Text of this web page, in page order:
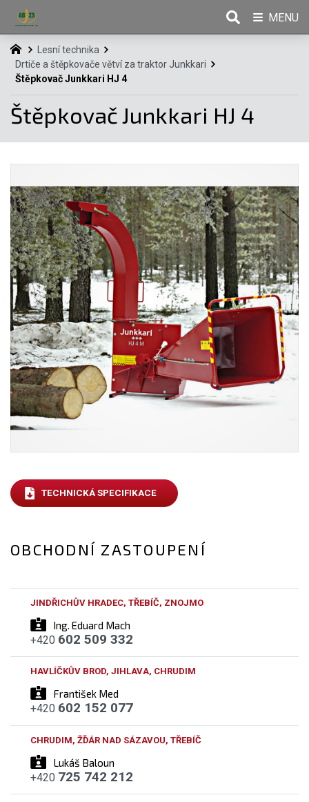
Lesní technika
Drtiče a štěpkovače větví za traktor Junkkari
Štěpkovač Junkkari HJ 4
Štěpkovač Junkkari HJ 4
TECHNICKÁ SPECIFIKACE
OBCHODNÍ ZASTOUPENÍ
Ing. Eduard Mach
JINDŘICHŮV HRADEC, TŘEBÍČ, ZNOJMO
+420 602 509 332
František Med
HAVLÍČKŮV BROD, JIHLAVA, CHRUDIM
+420 602 152 077
Lukáš Baloun
CHRUDIM, ŽĎÁR NAD SÁZAVOU, TŘEBÍČ
+420 725 742 212
MENU